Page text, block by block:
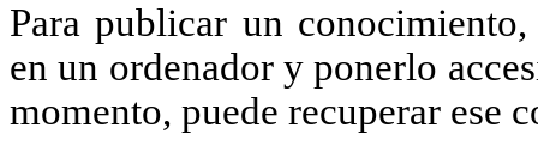
Para publicar un
en un ordenador y ponerlo
momento, puede recuperar ese